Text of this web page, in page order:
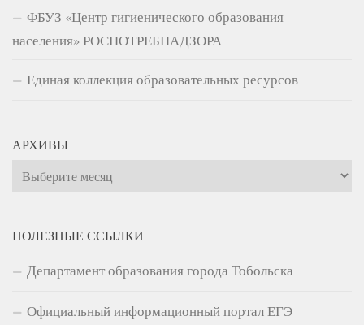
ФБУЗ «Центр гигиенического образования
населения» РОСПОТРЕБНАДЗОРА
Единая коллекция образовательных ресурсов
АРХИВЫ
Архивы
ПОЛЕЗНЫЕ ССЫЛКИ
Департамент образования города Тобольска
Официальный информационный портал ЕГЭ